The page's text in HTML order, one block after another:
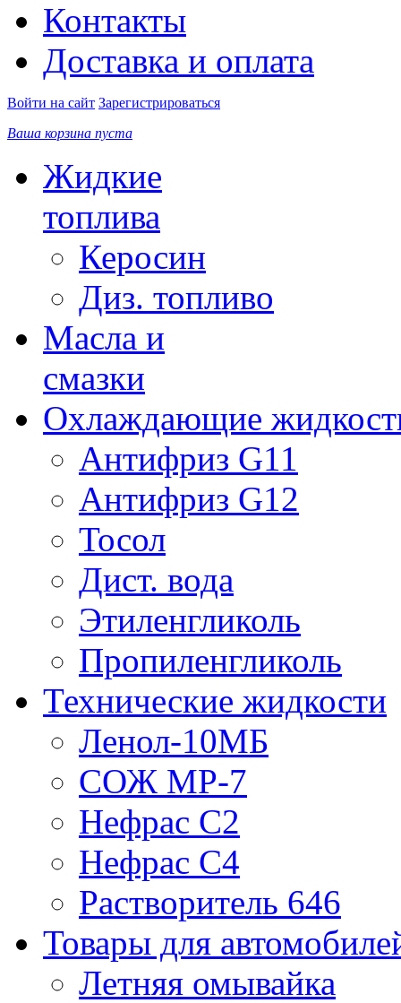
Контакты
Доставка и оплата
Войти на сайт Зарегистрироваться
Ваша корзина пуста
Жидкие
топлива
Керосин
Диз. топливо
Масла и
смазки
Охлаждающие
Антифриз G11
Антифриз G12
Тосол
Дист. вода
Этиленгликоль
Пропиленгликоль
Технические жидкости
Ленол-10МБ
СОЖ МР-7
Нефрас С2
Нефрас С4
Растворитель 646
Товары для
Летняя омывайка